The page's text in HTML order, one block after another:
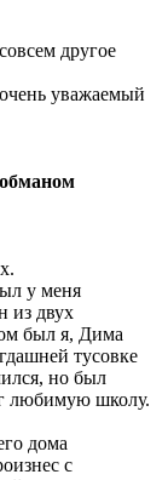
другое
уважаемый
у меня
из двух
был я, Дима
тусовке
но был
любимую школу.
дома
с